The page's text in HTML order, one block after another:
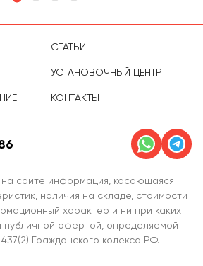
СТАТЬИ
УСТАНОВОЧНЫЙ ЦЕНТР
КОНТАКТЫ
на сайте информация, касающаяся
наличия на складе, стоимости
характер и ни при каких
публичной офертой, определяемой
Гражданского кодекса РФ.